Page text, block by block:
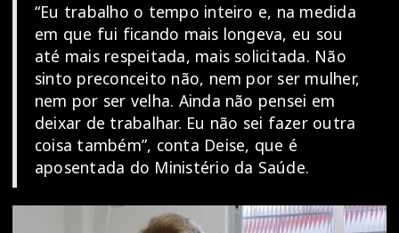
“Eu trabalho o tempo inteiro e, na medida
em que fui ficando mais longeva, eu sou
até mais respeitada, mais solicitada. Não
sinto preconceito não, nem por ser mulher,
nem por ser velha. Ainda não pensei em
deixar de trabalhar. Eu não sei fazer outra
coisa também”, conta Deise, que é
aposentada do Ministério da Saúde.